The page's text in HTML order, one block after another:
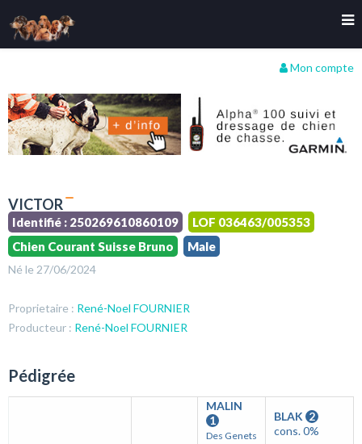
Mon compte
VICTOR
Identifié : 250269610860109
LOF 036463/005353
Chien Courant Suisse Bruno
Male
Né le 27/06/2024
Proprietaire : René-Noel FOURNIER
Producteur : René-Noel FOURNIER
Pédigrée
MALIN
1
Des Genets
BLAK 2
cons. 0%